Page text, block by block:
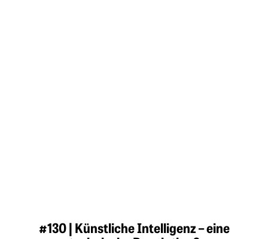
#130 | Künstliche Intelligenz – eine